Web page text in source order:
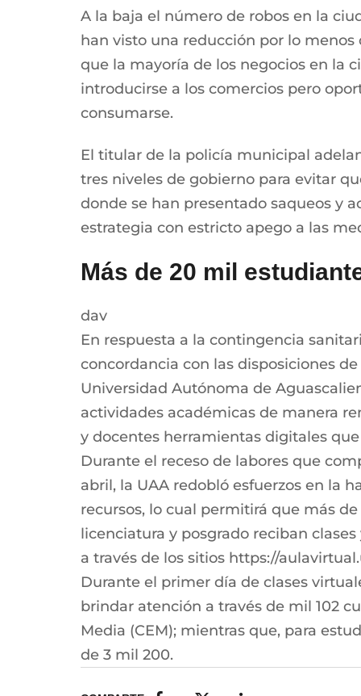
A la baja el número de robos en la
han visto una reducción por lo
que la mayoría de los negocios en la
introducirse a los comercios pero
consumarse.
El titular de la policía municipal
tres niveles de gobierno para evitar
donde se han presentado saqueos y
estrategia con estricto apego a las
Más de 20 mil
dav
En respuesta a la contingencia
concordancia con las disposiciones
Universidad Autónoma de
actividades académicas de manera
y docentes herramientas digitales
Durante el receso de labores que
abril, la UAA redobló esfuerzos en la
recursos, lo cual permitirá que más
licenciatura y posgrado reciban
a través de los sitios https://
Durante el primer día de clases
brindar atención a través de mil 102
Media (CEM); mientras que, para
de 3 mil 200.